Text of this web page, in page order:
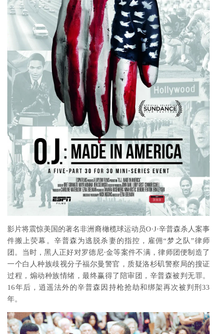
影片将震惊美国的著名非洲裔橄榄球运动员O·J·辛普森杀人案事
件搬上荧幕。辛普森为逃脱杀妻的指控，雇佣“梦之队”律师
团。当时，黑人正好对罗德尼·金等案件不满，律师团便制造了
一个白人种族歧视分子福尔曼警官，质疑洛杉矶警察局的搜证
过程，煽动种族情绪，最终赢得了陪审团，辛普森被判无罪。
16年后，逍遥法外的辛普森因持枪抢劫和绑架再次被判刑33
年。